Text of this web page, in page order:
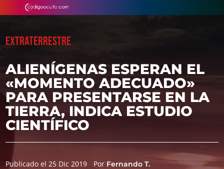
EXTRATERRESTRE
ALIENÍGENAS ESPERAN EL
«MOMENTO ADECUADO»
PARA PRESENTARSE EN LA
TIERRA, INDICA ESTUDIO
CIENTÍFICO
Publicado el 25 Dic 2019 Por Fernando T.